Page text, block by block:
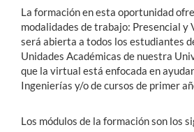
La formación en esta oportunidad
modalidades de trabajo: Presencial y
será abierta a todos los estudiantes
Unidades Académicas de nuestra
que la virtual está enfocada en
Ingenierías y/o de cursos de primer
Los módulos de la formación son los